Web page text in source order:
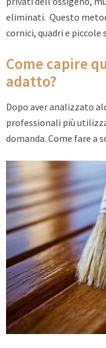
eliminati. Questo
cornici, quadri e
Come capire
adatto?
Dopo aver analizzato
professionali più
domanda. Come fare